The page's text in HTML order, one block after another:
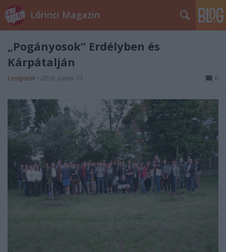
Lőrinci Magazin
„Pogányosok” Erdélyben és
Kárpátalján
Lmagazin • 2016. június 13. 0